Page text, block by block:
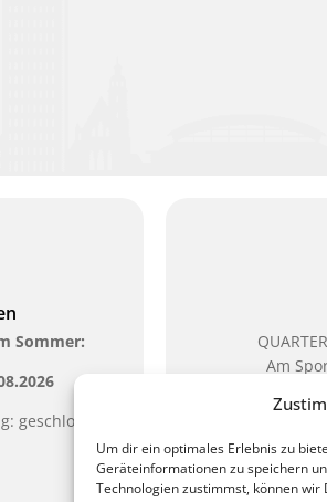
Um dir ein optimales Erlebnis zu
Geräteinformationen zu speichern
Technologien zustimmst, können
Sommer:
geschlossen
Am
Sie erreichen
Waldplatz/
des